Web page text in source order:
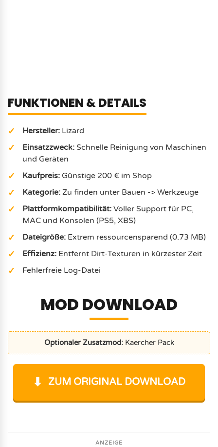
FUNKTIONEN & DETAILS
Hersteller: Lizard
Einsatzzweck: Schnelle Reinigung von Maschinen
und Geräten
Kaufpreis: Günstige 200 € im Shop
Kategorie: Zu finden unter Bauen -> Werkzeuge
Plattformkompatibilität: Voller Support für PC,
MAC und Konsolen (PS5, XBS)
Dateigröße: Extrem ressourcensparend (0.73 MB)
Effizienz: Entfernt Dirt-Texturen in kürzester Zeit
Fehlerfreie Log-Datei
MOD DOWNLOAD
Optionaler Zusatzmod: Kaercher Pack
ZUM ORIGINAL DOWNLOAD
ANZEIGE